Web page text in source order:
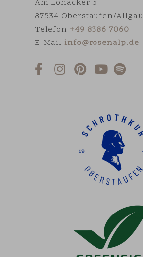
Am Lohacker 5
87534 Oberstaufen/Allgäu
Telefon +49 8386 7060
E-Mail info@rosenalp.de